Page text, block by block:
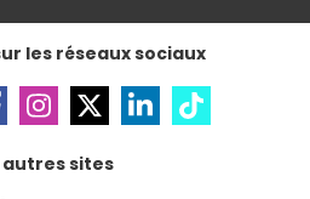
les réseaux sociaux
autres sites